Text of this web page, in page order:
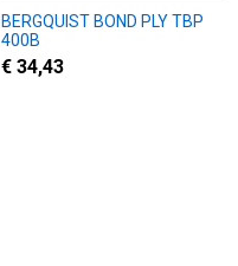
BERGQUIST BOND PLY TBP
400B
€ 34,43